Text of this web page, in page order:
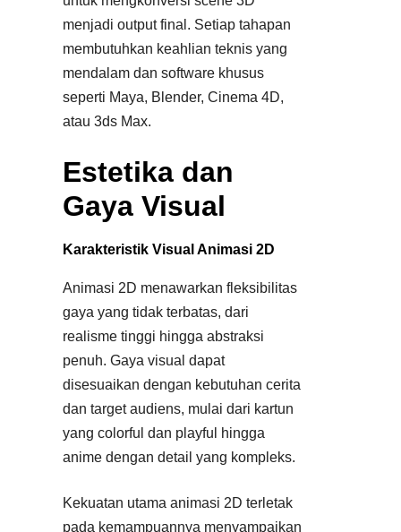
menjadi output final. Setiap tahapan
membutuhkan keahlian teknis yang
mendalam dan software khusus
seperti Maya, Blender, Cinema 4D,
atau 3ds Max.
Estetika dan
Gaya Visual
Karakteristik Visual Animasi 2D
Animasi 2D menawarkan fleksibilitas
gaya yang tidak terbatas, dari
realisme tinggi hingga abstraksi
penuh. Gaya visual dapat
disesuaikan dengan kebutuhan cerita
dan target audiens, mulai dari kartun
yang colorful dan playful hingga
anime dengan detail yang kompleks.
Kekuatan utama animasi 2D terletak
pada kemampuannya menyampaikan